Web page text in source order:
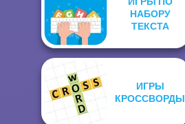
НАБОРУ
ТЕКСТА
ИГРЫ
КРОССВОРДЫ